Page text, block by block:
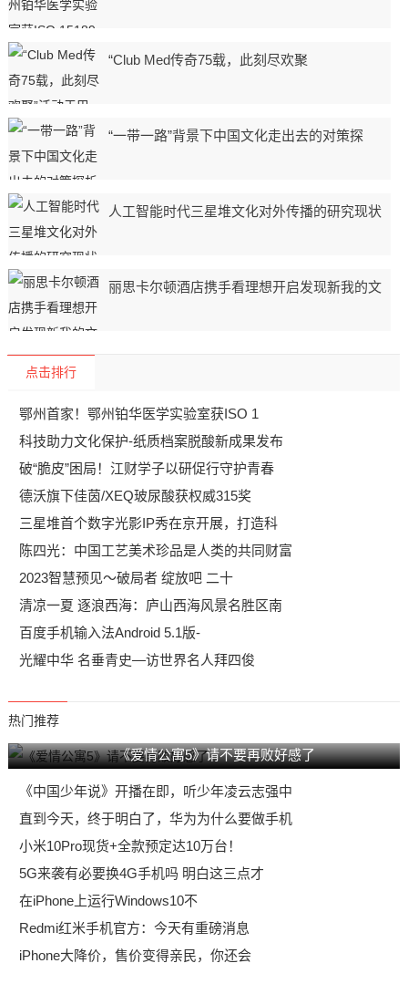
“Club Med传奇75载，此刻尽欢聚
“一带一路”背景下中国文化走出去的对策探
人工智能时代三星堆文化对外传播的研究现状
丽思卡尔顿酒店携手看理想开启发现新我的文
点击排行
鄂州首家！鄂州铂华医学实验室获ISO 1
科技助力文化保护-纸质档案脱酸新成果发布
破“脆皮”困局！江财学子以研促行守护青春
德沃旗下佳茵/XEQ玻尿酸获权威315奖
三星堆首个数字光影IP秀在京开展，打造科
陈四光：中国工艺美术珍品是人类的共同财富
2023智慧预见～破局者 绽放吧 二十
清凉一夏 逐浪西海：庐山西海风景名胜区南
百度手机输入法Android 5.1版-
光耀中华 名垂青史—访世界名人拜四俊
热门推荐
《爱情公寓5》请不要再败好感了
《中国少年说》开播在即，听少年凌云志强中
直到今天，终于明白了，华为为什么要做手机
小米10Pro现货+全款预定达10万台！
5G来袭有必要换4G手机吗 明白这三点才
在iPhone上运行Windows10不
Redmi红米手机官方：今天有重磅消息
iPhone大降价，售价变得亲民，你还会